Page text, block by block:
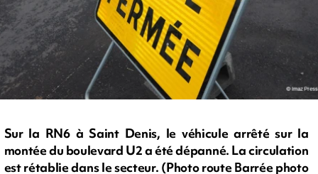
Sur la RN6 à Saint Denis, le véhicule arrêté sur la
montée du boulevard U2 a été dépanné. La circulation
est rétablie dans le secteur. (Photo route Barrée photo